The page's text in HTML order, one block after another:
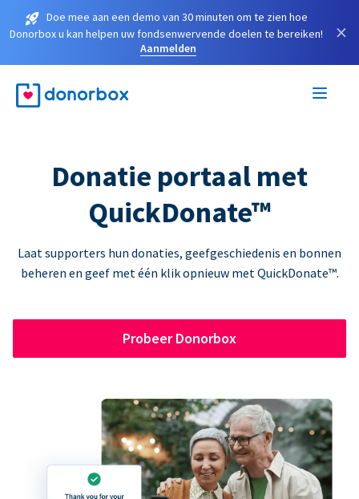
Doe mee aan een demo van 30 minuten om te zien hoe
Donorbox u kan helpen uw fondsenwervende doelen te bereiken!
Aanmelden
×
Donatie portaal met
QuickDonate™
Laat supporters hun donaties, geefgeschiedenis en bonnen
beheren en geef met één klik opnieuw met QuickDonate™.
Probeer Donorbox